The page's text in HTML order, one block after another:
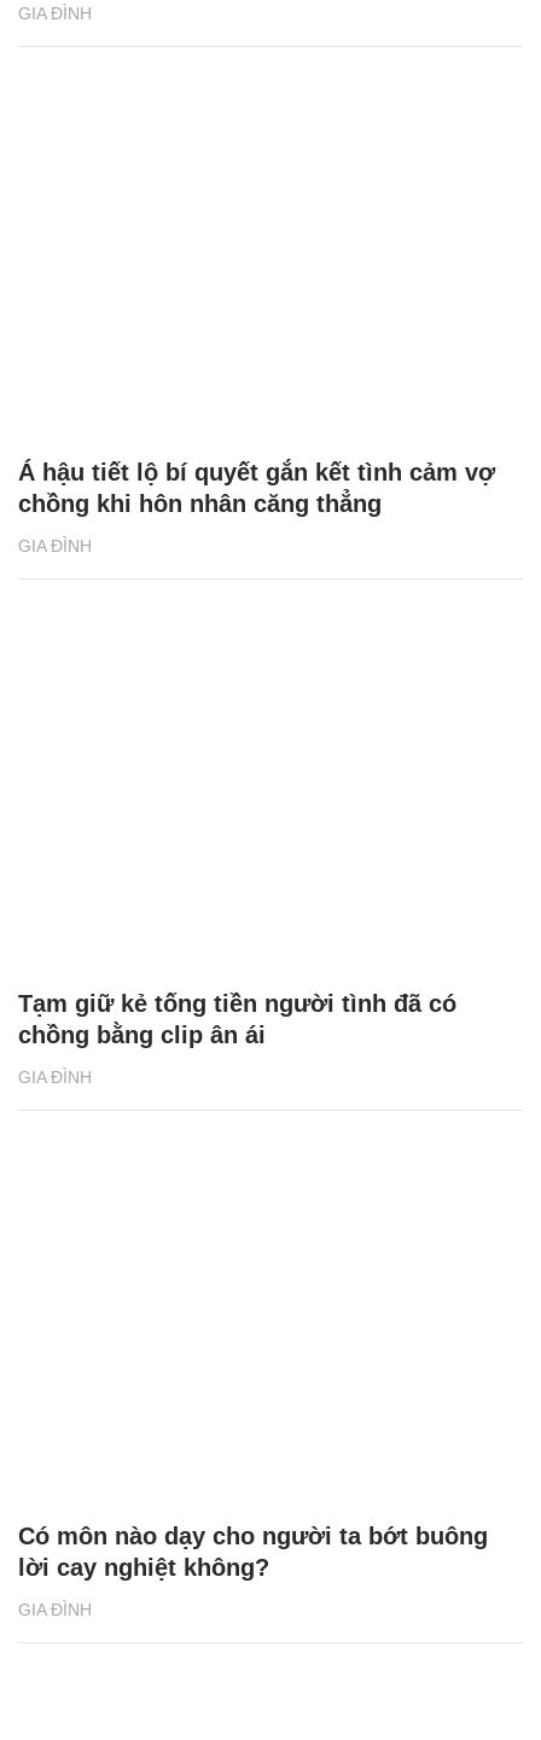
GIA ĐÌNH
GIA ĐÌNH
Á hậu tiết lộ bí quyết gắn kết tình cảm vợ
chồng khi hôn nhân căng thẳng
GIA ĐÌNH
Tạm giữ kẻ tống tiền người tình đã có
chồng bằng clip ân ái
GIA ĐÌNH
Có môn nào dạy cho người ta bớt buông
lời cay nghiệt không?